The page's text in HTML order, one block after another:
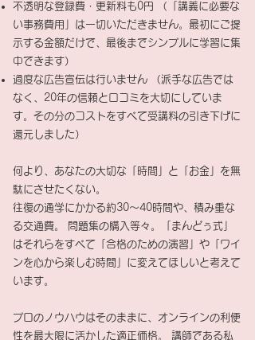
不透明な登録費・更新料も0円 （「講義に必要な
い事務費用」は一切いただきません。最初にご提
示する金額だけで、最後までシンプルに学習に集
中できます）
過度な広告宣伝は行いません （派手な広告では
なく、20年の信頼と口コミを大切にしていま
す。その分のコストをすべて受講料の引き下げに
還元しました）
何より、あなたの大切な「時間」と「お金」を無
駄にさせたくない。
往復の通学にかかる約30～40時間や、積み重な
る交通費。 問題集の購入等々。「まんどぅ式」
はそれらをすべて「合格のための演習」や「ワイ
ンを心から楽しむ時間」に変えてほしいと考えて
います。
プロのノウハウはそのままに、オンラインの利便
性を最大限に活かした適正価格。 講師である私